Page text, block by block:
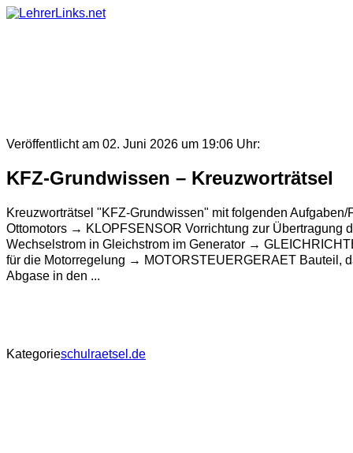
Skip
Veröffentlicht am 02. Juni 2026 um 19:06 Uhr:
KFZ-Grundwissen – Kreuzworträtsel
Kreuzworträtsel "KFZ-Grundwissen" mit folgenden
Ottomotors → KLOPFSENSOR Vorrichtung zur
Wechselstrom in Gleichstrom im Generator →
für die Motorregelung → MOTORSTEUERGERAET Bauteil,
Abgase in den ...
Kategorieschulraetsel.de